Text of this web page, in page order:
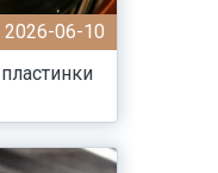
2026-06-10